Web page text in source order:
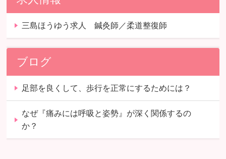
三島ほうゆう求人 鍼灸師／柔道整復師
ブログ
足部を良くして、歩行を正常にするためには？
なぜ『痛みには呼吸と姿勢』が深く関係するの
か？